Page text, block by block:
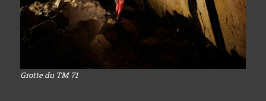
Grotte du TM 71